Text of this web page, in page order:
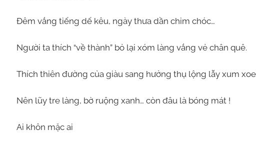
Đêm vắng tiếng dế kêu, ngày thưa dần chim chóc…
Người ta thích “về thành” bỏ lại xóm làng vắng vẻ chân quê.
Thích thiên đường của giàu sang hưởng thụ lộng lẫy xum xoe
Nên lũy tre làng, bờ ruộng xanh… còn đâu là bóng mát !
Ai khôn mặc ai